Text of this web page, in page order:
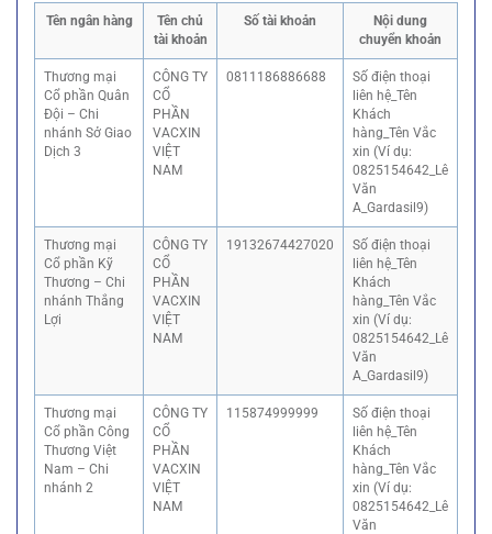
Tên ngân hàng
Tên chủ
tài khoản
Số tài khoản
Nội dung
chuyển khoản
Thương mại
Cổ phần Quân
Đội – Chi
nhánh Sở Giao
Dịch 3
CÔNG TY
CỔ
PHẦN
VACXIN
VIỆT
NAM
0811186886688
Số điện thoại
liên hệ_Tên
Khách
hàng_Tên Vắc
xin (Ví dụ:
0825154642_Lê
Văn
A_Gardasil9)
Thương mại
Cổ phần Kỹ
Thương – Chi
nhánh Thắng
Lợi
CÔNG TY
CỔ
PHẦN
VACXIN
VIỆT
NAM
19132674427020
Số điện thoại
liên hệ_Tên
Khách
hàng_Tên Vắc
xin (Ví dụ:
0825154642_Lê
Văn
A_Gardasil9)
Thương mại
Cổ phần Công
Thương Việt
Nam – Chi
nhánh 2
CÔNG TY
CỔ
PHẦN
VACXIN
VIỆT
NAM
115874999999
Số điện thoại
liên hệ_Tên
Khách
hàng_Tên Vắc
xin (Ví dụ:
0825154642_Lê
Văn